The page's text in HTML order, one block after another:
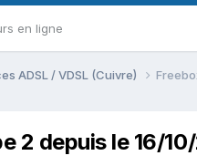
en ligne
ADSL / VDSL (Cuivre)
2 depuis le 16/